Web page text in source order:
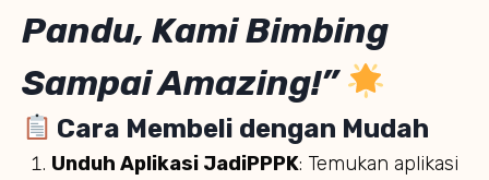
Pandu, Kami Bimbing
Sampai Amazing!”
Cara Membeli dengan Mudah
Unduh Aplikasi JadiPPPK: Temukan aplikasi